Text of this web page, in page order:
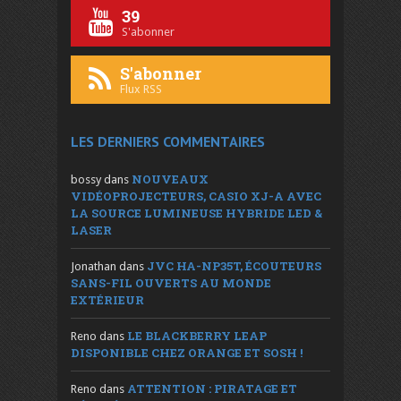
39
S'abonner
S'abonner
Flux RSS
LES DERNIERS COMMENTAIRES
bossy dans NOUVEAUX
VIDÉOPROJECTEURS, CASIO XJ-A AVEC
LA SOURCE LUMINEUSE HYBRIDE LED &
LASER
Jonathan dans JVC HA-NP35T, ÉCOUTEURS
SANS-FIL OUVERTS AU MONDE
EXTÉRIEUR
Reno dans LE BLACKBERRY LEAP
DISPONIBLE CHEZ ORANGE ET SOSH !
Reno dans ATTENTION : PIRATAGE ET